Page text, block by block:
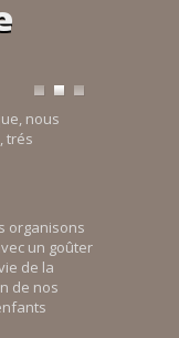
nous
trés
organisons
un goûter
de la
de nos